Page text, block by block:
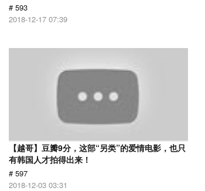
# 593
2018-12-17 07:39
【越哥】豆瓣9分，这部“另类”的爱情电影，也只
有韩国人才拍得出来！
# 597
2018-12-03 03:31